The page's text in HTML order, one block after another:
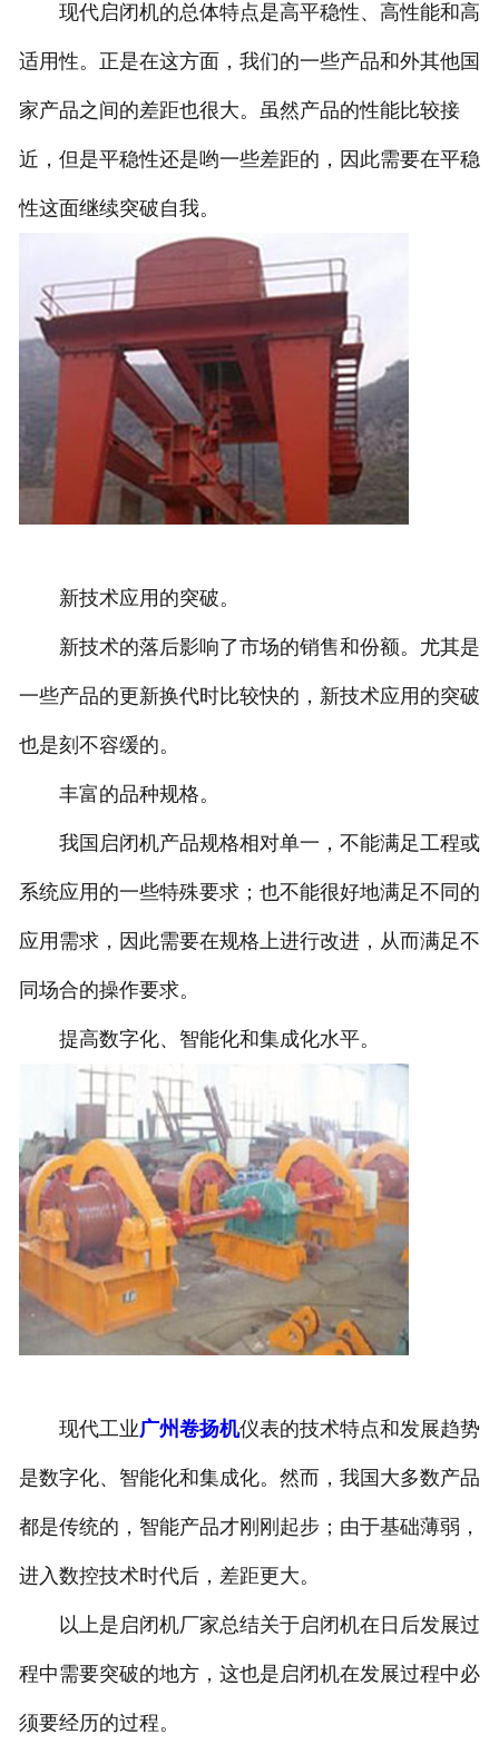
现代启闭机的总体特点是高平稳性、高性能和高
适用性。正是在这方面，我们的一些产品和外其他国
家产品之间的差距也很大。虽然产品的性能比较接
近，但是平稳性还是哟一些差距的，因此需要在平稳
性这面继续突破自我。
新技术应用的突破。
新技术的落后影响了市场的销售和份额。尤其是
一些产品的更新换代时比较快的，新技术应用的突破
也是刻不容缓的。
丰富的品种规格。
我国启闭机产品规格相对单一，不能满足工程或
系统应用的一些特殊要求；也不能很好地满足不同的
应用需求，因此需要在规格上进行改进，从而满足不
同场合的操作要求。
提高数字化、智能化和集成化水平。
现代工业广州卷扬机仪表的技术特点和发展趋势
是数字化、智能化和集成化。然而，我国大多数产品
都是传统的，智能产品才刚刚起步；由于基础薄弱，
进入数控技术时代后，差距更大。
以上是启闭机厂家总结关于启闭机在日后发展过
程中需要突破的地方，这也是启闭机在发展过程中必
须要经历的过程。